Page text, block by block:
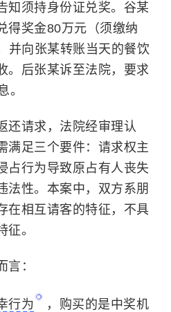
须持身份证兑奖。谷某
得奖金80万元（须缴纳
并向张某转账当天的餐饮
。后张某诉至法院，要求
。
请求，法院经审理认
满足三个要件：请求权主
占行为导致原占有人丧失
法性。本案中，双方系朋
在相互请客的特征，不具
。
：
行为
，购买的是中奖机